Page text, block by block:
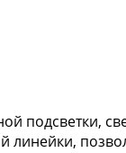
подсветки,
линейки,